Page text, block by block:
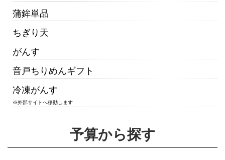
蒲鉾単品
ちぎり天
がんす
音戸ちりめんギフト
冷凍がんす
※外部サイトへ移動します
予算から探す